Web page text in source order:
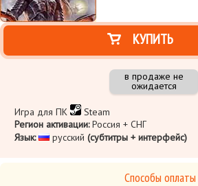
КУПИТЬ
в продаже не
ожидается
Игра для ПК
Steam
Регион активации:Россия + СНГ
Язык:
русский (субтитры + интерфейс)
Способы оплаты